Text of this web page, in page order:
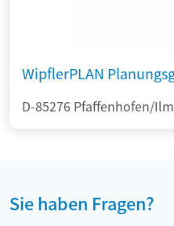
WipflerPLAN
D-85276 Pfaffenhofen/
Sie haben Fragen?